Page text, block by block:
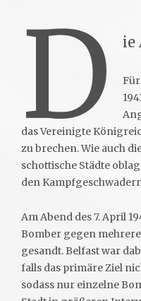
D ie
das Vereinigte
zu brechen. Wie auch
schottische Städte
den
Am Abend des 7. April
Bomber gegen
gesandt. Belfast war
falls das primäre Ziel
sodass nur einzelne